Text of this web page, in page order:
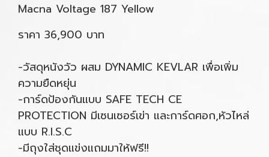
Macna Voltage 187 Yellow
ราคา 36,900 บาท
-วัสดุหนังวัว ผสม DYNAMIC KEVLAR เพื่อเพิ่ม
ความยืดหยุ่น
-การ์ดป้องกันแบบ SAFE TECH CE
PROTECTION มีเซนเซอร์เข่า และการ์ดศอก,หัวไหล่
แบบ R.I.S.C
-มีถุงใส่ชุดแข่งแถมมาให้ฟรี!!